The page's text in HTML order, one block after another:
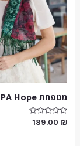
מטפחת IMPA Hope
דורג189.00 ₪